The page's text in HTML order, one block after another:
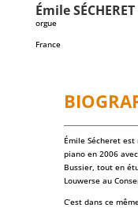
ÉmileSÉCHERET
orgue
France
Émile Sécheret
piano en 2006
Bussier, tout en
Louwerse au
C’est dans ce